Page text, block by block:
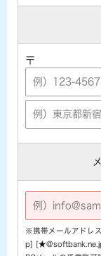
〒
※携帯メールアドレ
p]